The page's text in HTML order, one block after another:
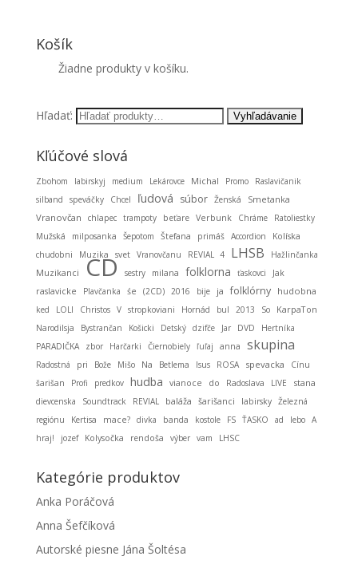
Košík
Žiadne produkty v košíku.
Hľadať:
Kľúčové slová
Zbohom labirskyj medium Lekárovce Michal Promo
Raslavičanik
silband
speváčky Chcel ľudová súbor Ženská
Smetanka
Vranovčan
chlapec trampoty beťare Verbunk Chráme
Ratoliestky
Mužská
milposanka Šepotom Štefana primáš Accordion
Kolíska
chudobni
Muzika svet Vranovčanu REVIAL 4 LHSB Hažlinčanka
Muzikanci CD sestry milana folklorna ťaskovci
Jak
raslavicke
Plavčanka śe (2CD) 2016 bije ja folklórny hudobna
ked LOLI Christos V stropkoviani Hornád bul 2013 So KarpaTon
Narodilsja Bystrančan Košicki Detský dzifče Jar DVD
Hertníka
PARADIČKA
zbor Harčarki Čiernobiely ľuľaj anna skupina
Radostná pri Bože Mišo Na Betlema Isus ROSA spevacka
Cínu
šarišan
Profi predkov hudba vianoce do Radoslava LIVE stana
dievcenska Soundtrack REVIAL baláža šarišanci labirsky Železná
regiónu
Kertisa mace? divka banda kostole FS ŤASKO ad lebo A
hraj!
jozef Kolysočka rendoša výber vam LHSC
Kategórie produktov
Anka Poráčová
Anna Šefčíková
Autorské piesne Jána Šoltésa